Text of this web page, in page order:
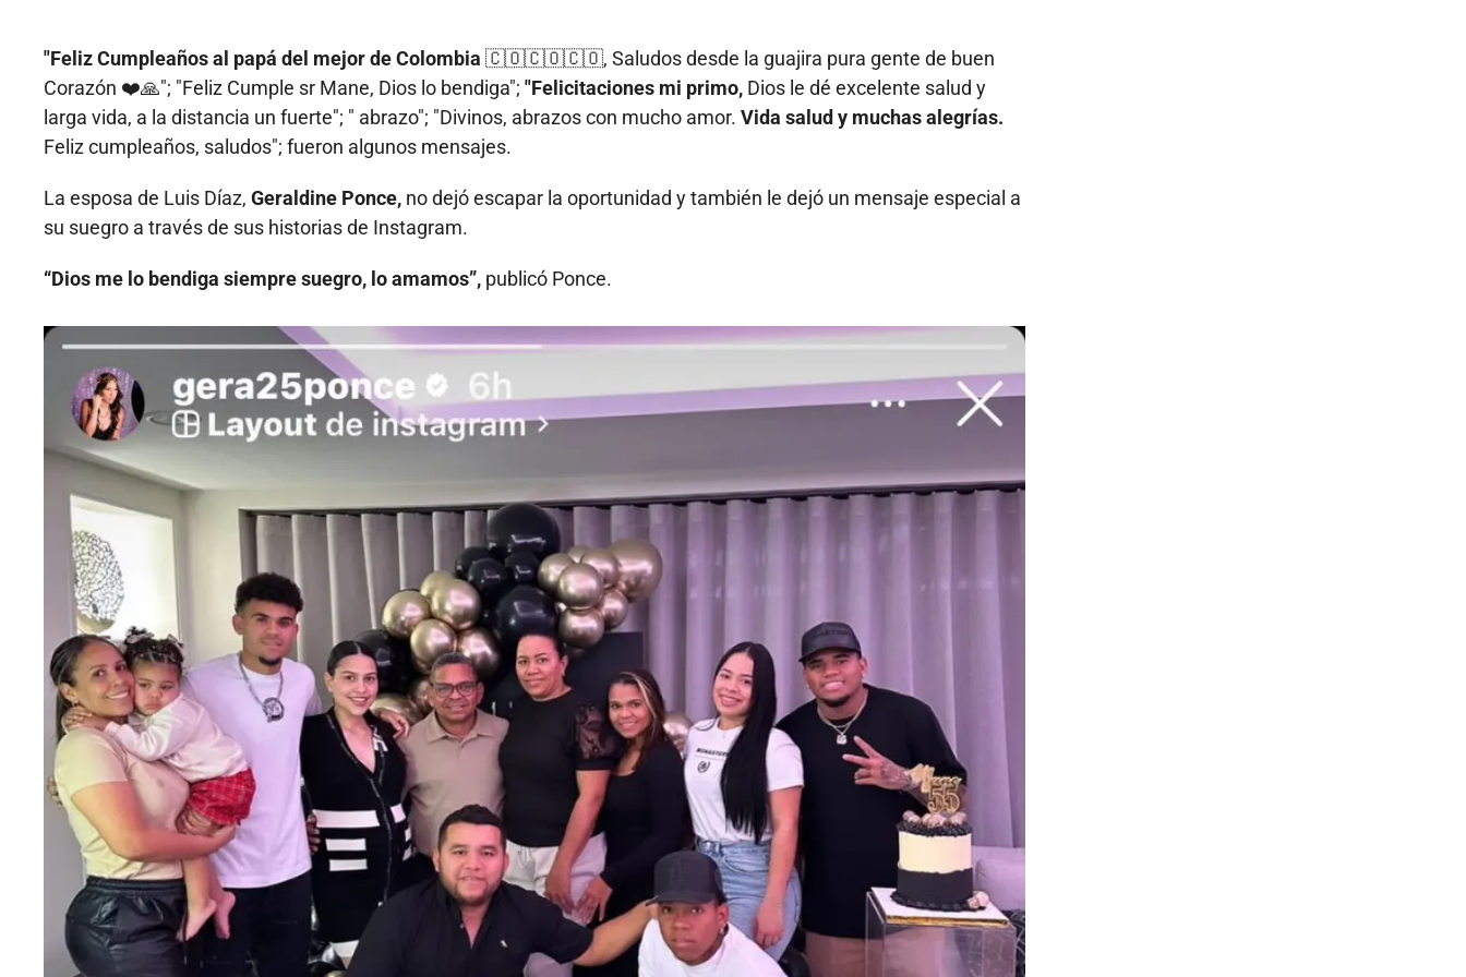
"Feliz Cumpleaños al papá del mejor de Colombia 🇨🇴🇨🇴🇨🇴, Saludos desde la guajira pura gente de buen
Corazón ❤️🙏"; "Feliz Cumple sr Mane, Dios lo bendiga"; "Felicitaciones mi primo, Dios le dé excelente salud y
larga vida, a la distancia un fuerte"; " abrazo"; "Divinos, abrazos con mucho amor. Vida salud y muchas alegrías.
Feliz cumpleaños, saludos"; fueron algunos mensajes.
La esposa de Luis Díaz, Geraldine Ponce, no dejó escapar la oportunidad y también le dejó un mensaje especial a
su suegro a través de sus historias de Instagram.
“Dios me lo bendiga siempre suegro, lo amamos”, publicó Ponce.